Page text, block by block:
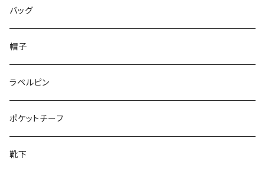
50/XL～
48/L
50/XL～
46/M
48/L
50/XL～
～25.5cm
26cm～
27cm～
28cm～
バッグ
帽子
ラペルピン
ポケットチーフ
靴下